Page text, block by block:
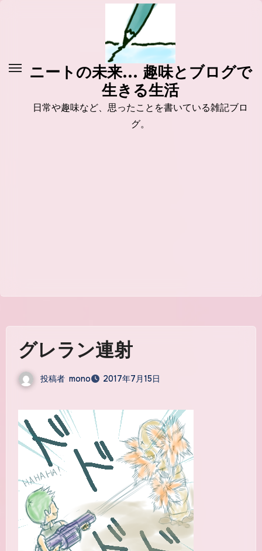
ニートの未来... 趣味とブログで
生きる生活
日常や趣味など、思ったことを書いている雑記ブロ
グ。
グレラン連射
投稿者 mono 2017年7月15日